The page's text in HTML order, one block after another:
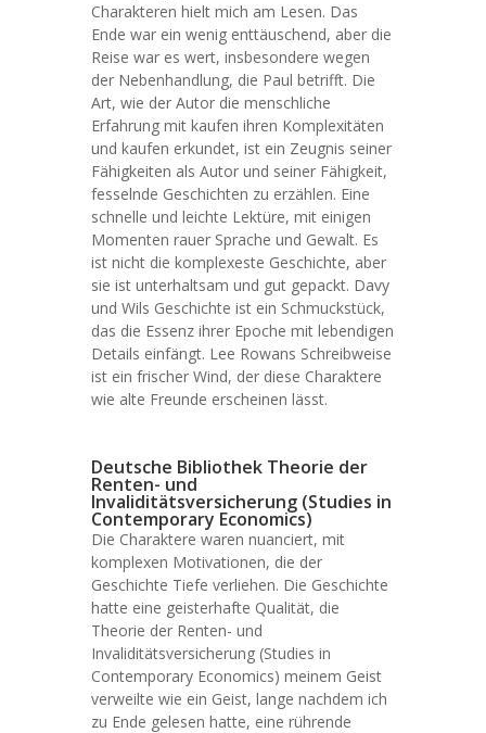
Charakteren hielt mich am Lesen. Das
Ende war ein wenig enttäuschend, aber die
Reise war es wert, insbesondere wegen
der Nebenhandlung, die Paul betrifft. Die
Art, wie der Autor die menschliche
Erfahrung mit kaufen ihren Komplexitäten
und kaufen erkundet, ist ein Zeugnis seiner
Fähigkeiten als Autor und seiner Fähigkeit,
fesselnde Geschichten zu erzählen. Eine
schnelle und leichte Lektüre, mit einigen
Momenten rauer Sprache und Gewalt. Es
ist nicht die komplexeste Geschichte, aber
sie ist unterhaltsam und gut gepackt. Davy
und Wils Geschichte ist ein Schmuckstück,
das die Essenz ihrer Epoche mit lebendigen
Details einfängt. Lee Rowans Schreibweise
ist ein frischer Wind, der diese Charaktere
wie alte Freunde erscheinen lässt.
Deutsche Bibliothek Theorie der
Renten- und
Invaliditätsversicherung (Studies in
Contemporary Economics)
Die Charaktere waren nuanciert, mit
komplexen Motivationen, die der
Geschichte Tiefe verliehen. Die Geschichte
hatte eine geisterhafte Qualität, die
Theorie der Renten- und
Invaliditätsversicherung (Studies in
Contemporary Economics) meinem Geist
verweilte wie ein Geist, lange nachdem ich
zu Ende gelesen hatte, eine rührende